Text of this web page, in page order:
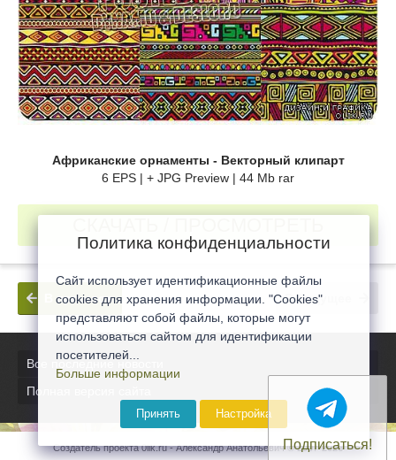
Африканские орнаменты - Векторный клипарт
6 EPS | + JPG Preview | 44 Mb rar
В будущее
В прошлое
Все последние новости
Полная версия сайта
Создатель проекта 0lik.ru - Александр Анатольевич © 2007-2026
Подписаться!
Политика конфиденциальности
Сайт использует идентификационные файлы
cookies для хранения информации. "Cookies"
представляют собой файлы, которые могут
использоваться сайтом для идентификации
посетителей...
Больше информации
Принять Настройка